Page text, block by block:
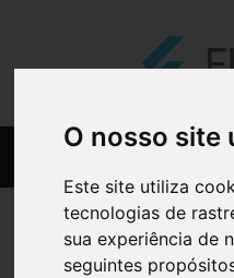
O nosso site
Este site utiliza
tecnologias de
sua experiência de
seguintes